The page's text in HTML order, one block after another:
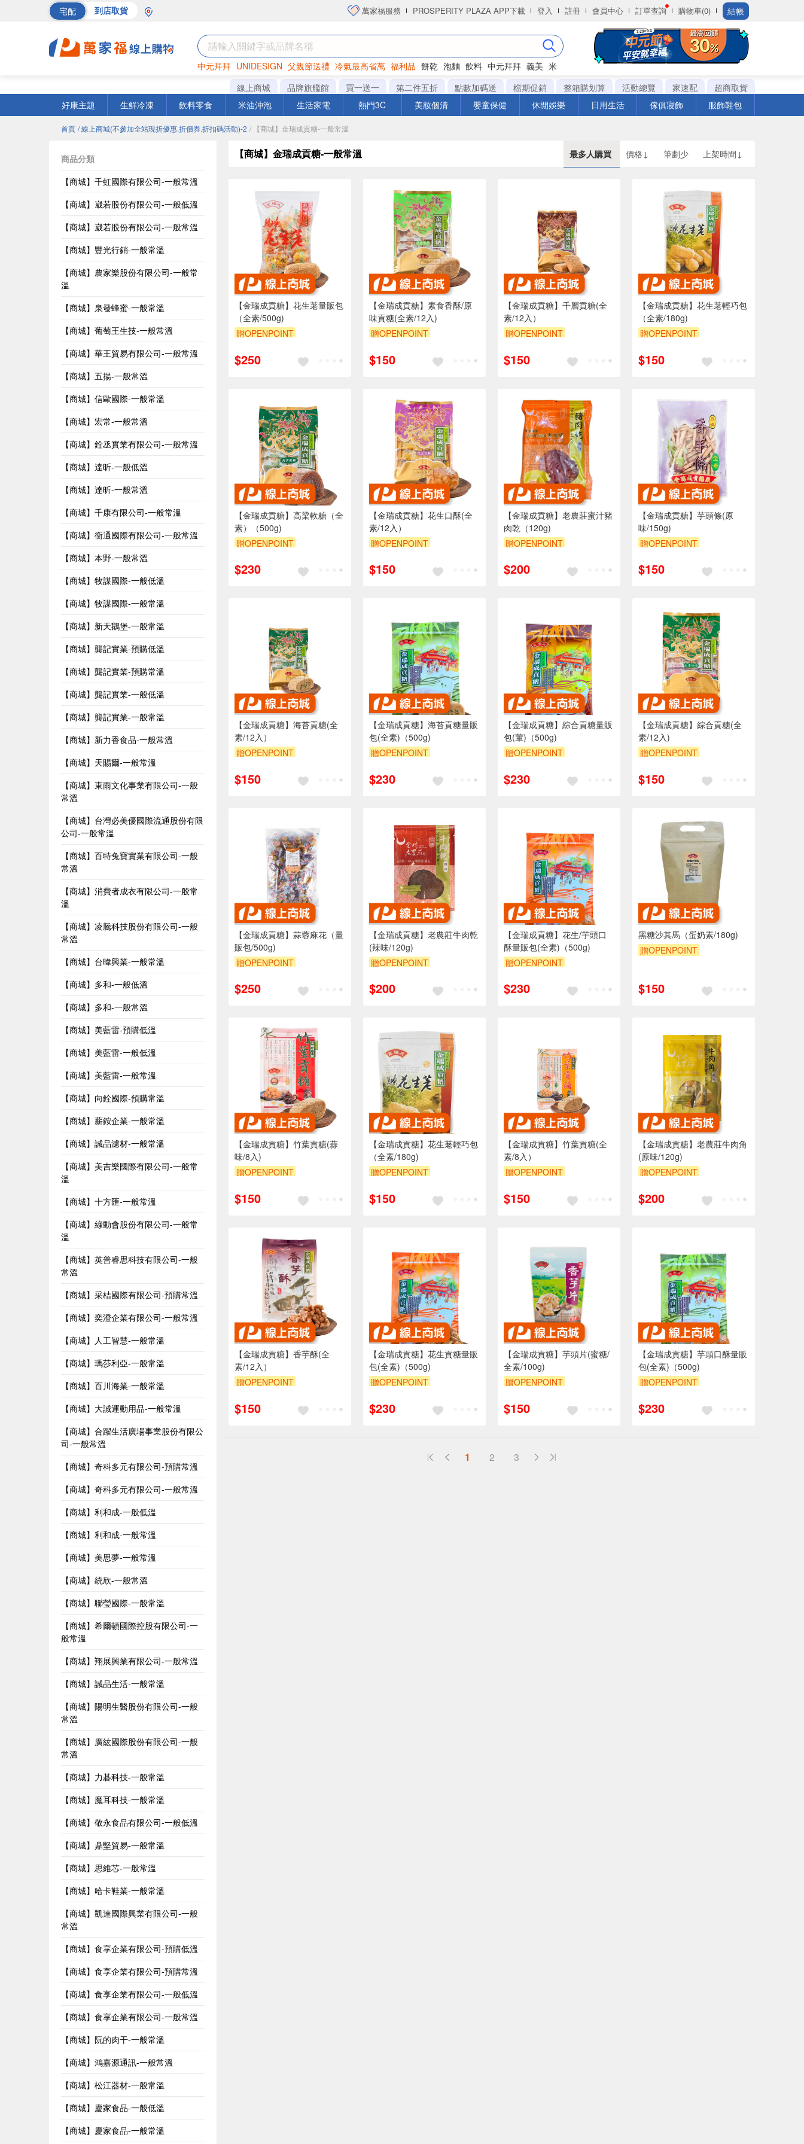
宅配 到店取貨 萬家福服務 PROSPERITY PLAZA APP下載 登入 註冊 會員中心 訂單查詢 購物車(0) 結帳
中元拜拜 UNIDESIGN 父親節送禮 冷氣最高省萬 福利品 餅乾 泡麵 飲料 中元拜拜 義美 米
巧克力 罐頭 衛生紙
線上商城 品牌旗艦館 買一送一 第二件五折 點數加碼送 檔期促銷 整箱購划算 活動總覽 家速配
超商取貨
好康主題
生鮮冷凍 飲料零食 米油沖泡 生活家電 熱門3C 美妝個清 嬰童保健 休閒娛樂 日用生活 傢俱寢飾 服飾鞋包
首頁 / 線上商城(不參加全站現折優惠.折價券.折扣碼活動)-2 / 【商城】金瑞成貢糖-一般常溫
商品分類
【商城】千虹國際有限公司-一般常溫
【商城】崴若股份有限公司-一般低溫
【商城】崴若股份有限公司-一般常溫
【商城】豐光行銷-一般常溫
【商城】農家樂股份有限公司-一般常
溫
【商城】泉發蜂蜜-一般常溫
【商城】葡萄王生技-一般常溫
【商城】華王貿易有限公司-一般常溫
【商城】五揚-一般常溫
【商城】信歐國際-一般常溫
【商城】宏常-一般常溫
【商城】銓丞實業有限公司-一般常溫
【商城】達昕-一般低溫
【商城】達昕-一般常溫
【商城】千康有限公司-一般常溫
【商城】衡通國際有限公司-一般常溫
【商城】本野-一般常溫
【商城】牧謀國際-一般低溫
【商城】牧謀國際-一般常溫
【商城】新天鵝堡-一般常溫
【商城】龔記實業-預購低溫
【商城】龔記實業-預購常溫
【商城】龔記實業-一般低溫
【商城】龔記實業-一般常溫
【商城】新力香食品-一般常溫
【商城】天賜爾-一般常溫
【商城】東雨文化事業有限公司-一般
常溫
【商城】台灣必美優國際流通股份有限
公司-一般常溫
【商城】百特兔寶實業有限公司-一般
常溫
【商城】消費者成衣有限公司-一般常
溫
【商城】凌騰科技股份有限公司-一般
常溫
【商城】台暐興業-一般常溫
【商城】多和-一般低溫
【商城】多和-一般常溫
【商城】美藍雷-預購低溫
【商城】美藍雷-一般低溫
【商城】美藍雷-一般常溫
【商城】向銓國際-預購常溫
【商城】薪銨企業-一般常溫
【商城】誠品濾材-一般常溫
【商城】美吉樂國際有限公司-一般常
溫
【商城】十方匯-一般常溫
【商城】綠動會股份有限公司-一般常
溫
【商城】英普睿思科技有限公司-一般
常溫
【商城】采桔國際有限公司-預購常溫
【商城】奕澄企業有限公司-一般常溫
【商城】人工智慧-一般常溫
【商城】瑪莎利亞-一般常溫
【商城】百川海業-一般常溫
【商城】大誠運動用品-一般常溫
【商城】合躍生活廣場事業股份有限公
司-一般常溫
【商城】奇科多元有限公司-預購常溫
【商城】奇科多元有限公司-一般常溫
【商城】利和成-一般低溫
【商城】利和成-一般常溫
【商城】美思夢-一般常溫
【商城】統欣-一般常溫
【商城】聯瑩國際-一般常溫
【商城】希爾頓國際控股有限公司-一
般常溫
【商城】翔展興業有限公司-一般常溫
【商城】誠品生活-一般常溫
【商城】陽明生醫股份有限公司-一般
常溫
【商城】廣紘國際股份有限公司-一般
常溫
【商城】力碁科技-一般常溫
【商城】魔耳科技-一般常溫
【商城】敬永食品有限公司-一般低溫
【商城】鼎堅貿易-一般常溫
【商城】思維芯-一般常溫
【商城】哈卡鞋業-一般常溫
【商城】凱達國際興業有限公司-一般
常溫
【商城】食享企業有限公司-預購低溫
【商城】食享企業有限公司-預購常溫
【商城】食享企業有限公司-一般低溫
【商城】食享企業有限公司-一般常溫
【商城】阮的肉干-一般常溫
【商城】鴻嘉源通訊-一般常溫
【商城】松江器材-一般常溫
【商城】慶家食品-一般低溫
【商城】慶家食品-一般常溫
【商城】金瑞成貢糖-一般常溫 最多人購買 價格↓ 筆劃少 上架時間↓
【金瑞成貢糖】花生荖量販包
（全素/500g)
贈OPENPOINT
$250
【金瑞成貢糖】素食香酥/原
味貢糖(全素/12入)
贈OPENPOINT
$150
【金瑞成貢糖】千層貢糖(全
素/12入）
贈OPENPOINT
$150
【金瑞成貢糖】花生荖輕巧包
（全素/180g)
贈OPENPOINT
$150
【金瑞成貢糖】高梁軟糖（全
素）（500g)
贈OPENPOINT
$230
【金瑞成貢糖】花生口酥(全
素/12入）
贈OPENPOINT
$150
【金瑞成貢糖】老農莊蜜汁豬
肉乾（120g)
贈OPENPOINT
$200
【金瑞成貢糖】芋頭條(原
味/150g)
贈OPENPOINT
$150
【金瑞成貢糖】海苔貢糖(全
素/12入）
贈OPENPOINT
$150
【金瑞成貢糖】海苔貢糖量販
包(全素)（500g)
贈OPENPOINT
$230
【金瑞成貢糖】綜合貢糖量販
包(葷)（500g)
贈OPENPOINT
$230
【金瑞成貢糖】綜合貢糖(全
素/12入)
贈OPENPOINT
$150
【金瑞成貢糖】蒜蓉麻花（量
販包/500g)
贈OPENPOINT
$250
【金瑞成貢糖】老農莊牛肉乾
(辣味/120g)
贈OPENPOINT
$200
【金瑞成貢糖】花生/芋頭口
酥量販包(全素)（500g)
贈OPENPOINT
$230
黑糖沙其馬（蛋奶素/180g)
贈OPENPOINT
$150
【金瑞成貢糖】竹葉貢糖(蒜
味/8入)
贈OPENPOINT
$150
【金瑞成貢糖】花生荖輕巧包
（全素/180g)
贈OPENPOINT
$150
【金瑞成貢糖】竹葉貢糖(全
素/8入）
贈OPENPOINT
$150
【金瑞成貢糖】老農莊牛肉角
(原味/120g)
贈OPENPOINT
$200
【金瑞成貢糖】香芋酥(全
素/12入）
贈OPENPOINT
$150
【金瑞成貢糖】花生貢糖量販
包(全素)（500g)
贈OPENPOINT
$230
【金瑞成貢糖】芋頭片(蜜糖/
全素/100g)
贈OPENPOINT
$150
【金瑞成貢糖】芋頭口酥量販
包(全素)（500g)
贈OPENPOINT
$230
1 2 3